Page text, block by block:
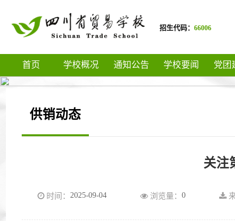
招生代码：66006
首页 学校概况 通知公告 学校要闻 党团
供销动态
关注
时间： 2025-09-04 浏览量： 0 来